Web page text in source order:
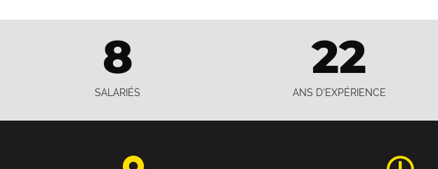
SALARIÉS
8
ANS D'EXPÉRIENCE
22